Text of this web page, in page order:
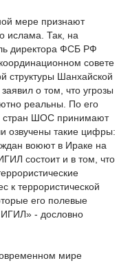
мере признают
ислама. Так, на
директора ФСБ РФ
совете
структуры Шанхайской
о том, что угрозы
реальны. По его
стран ШОС принимают
озвучены такие цифры:
воюют в Ираке на
состоит и в том, что
к террористической
его полевые
ИГИЛ» - дословно
мире